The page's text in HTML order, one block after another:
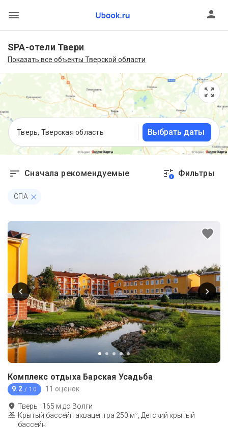
SPA-отели Твери
Показать все объекты Тверской области
Тверь, Тверская область Выбрать даты
Сначала рекомендуемые 1 Фильтры
СПА
Комплекс отдыха Барская Усадьба
9.2 / 10 11 оценок
Тверь · 165 м до Волги
Крытый бассейн аквацентра 250 м², Детский крытый
бассейн